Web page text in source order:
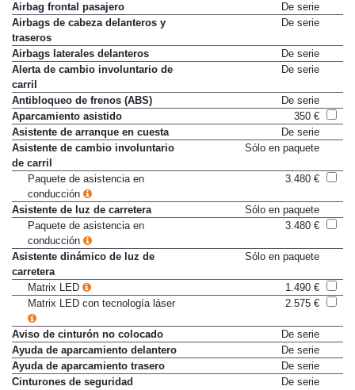
Airbag frontal pasajero
De serie
Airbags de cabeza delanteros y
traseros
De serie
Airbags laterales delanteros
De serie
Alerta de cambio involuntario de
carril
De serie
Antibloqueo de frenos (ABS)
De serie
Aparcamiento asistido
350 €
Asistente de arranque en cuesta
De serie
Asistente de cambio involuntario
de carril
Sólo en paquete
Paquete de asistencia en
conducción
3.480 €
Asistente de luz de carretera
Sólo en paquete
Paquete de asistencia en
conducción
3.480 €
Asistente dinámico de luz de
carretera
Sólo en paquete
Matrix LED
1.490 €
Matrix LED con tecnología láser
2.575 €
Aviso de cinturón no colocado
De serie
Ayuda de aparcamiento delantero
De serie
Ayuda de aparcamiento trasero
De serie
Cinturones de seguridad
De serie